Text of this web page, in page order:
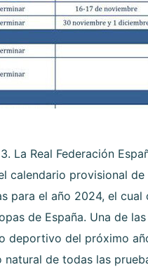
La Real Federación
calendario provisional de
para el año 2024, el cual
de España. Una de
deportivo del próximo
de todas las